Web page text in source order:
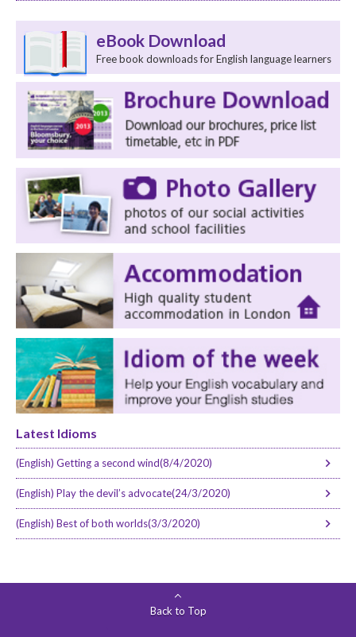
eBook Download
Free book downloads for English language learners
Latest Idioms
(English) Getting a second wind(8/4/2020)
(English) Play the devil’s advocate(24/3/2020)
(English) Best of both worlds(3/3/2020)
Back to Top